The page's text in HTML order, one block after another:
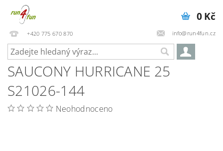
+420 775 670 870 info@run4fun.cz
0 Kč
SAUCONY HURRICANE 25
S21026-144
Neohodnoceno